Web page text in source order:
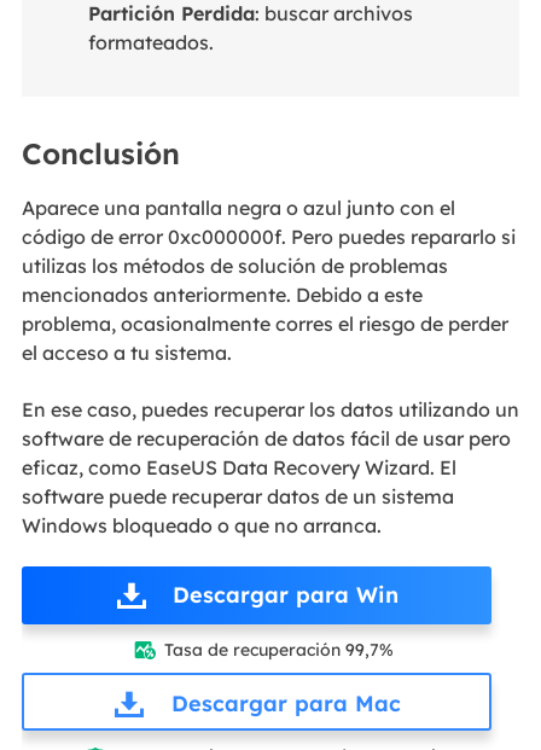
Partición Perdida: buscar archivos
formateados.
Conclusión
Aparece una pantalla negra o azul junto con el
código de error 0xc000000f. Pero puedes repararlo si
utilizas los métodos de solución de problemas
mencionados anteriormente. Debido a este
problema, ocasionalmente corres el riesgo de perder
el acceso a tu sistema.
En ese caso, puedes recuperar los datos utilizando un
software de recuperación de datos fácil de usar pero
eficaz, como EaseUS Data Recovery Wizard. El
software puede recuperar datos de un sistema
Windows bloqueado o que no arranca.
Descargar para Win
 Tasa de recuperación 99,7%
Descargar para Mac